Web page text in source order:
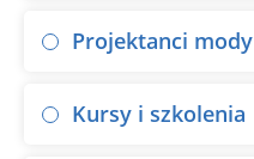
Projektanci mody
Kursy i szkolenia